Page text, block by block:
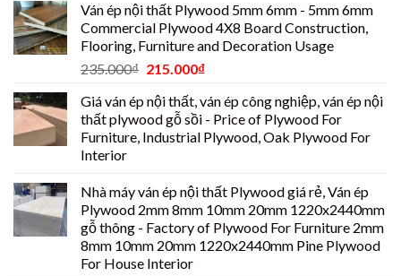
Ván ép nội thất Plywood 5mm 6mm - 5mm 6mm
Commercial Plywood 4X8 Board Construction,
Flooring, Furniture and Decoration Usage
235.000₫ 215.000₫
Giá ván ép nội thất, ván ép công nghiệp, ván ép nội
thất plywood gỗ sồi - Price of Plywood For
Furniture, Industrial Plywood, Oak Plywood For
Interior
Nhà máy ván ép nội thất Plywood giá rẻ, Ván ép
Plywood 2mm 8mm 10mm 20mm 1220x2440mm
gỗ thông - Factory of Plywood For Furniture 2mm
8mm 10mm 20mm 1220x2440mm Pine Plywood
For House Interior